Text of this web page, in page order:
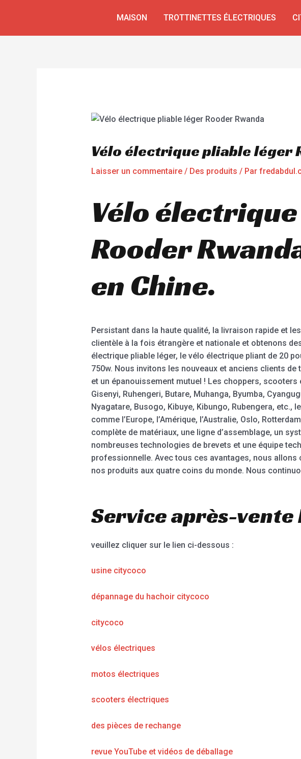
MAISON TROTTINETTES ÉLECTRIQUES
Vélo électrique pliable léger
Laisser un commentaire / Des produits / Par
Vélo
Rooder
en Chine.
Persistant dans la haute qualité, la livraison rapide et
clientèle à la fois étrangère et nationale et obtenons
électrique pliable léger, le vélo électrique pliant de 20
750w. Nous invitons les nouveaux et anciens clients
et un épanouissement mutuel ! Les choppers,
Gisenyi, Ruhengeri, Butare, Muhanga, Byumba,
Nyagatare, Busogo, Kibuye, Kibungo, Rubengera, etc.,
comme l’Europe, l’Amérique, l’Australie, Oslo,
complète de matériaux, une ligne d’assemblage, un
nombreuses technologies de brevets et une équipe
professionnelle. Avec tous ces avantages, nous
nos produits aux quatre coins du monde. Nous
Service après-
veuillez cliquer sur le lien ci-dessous :
usine citycoco
dépannage du hachoir citycoco
citycoco
vélos électriques
motos électriques
scooters électriques
des pièces de rechange
revue YouTube et vidéos de déballage